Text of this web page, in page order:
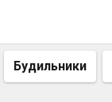
Будильники